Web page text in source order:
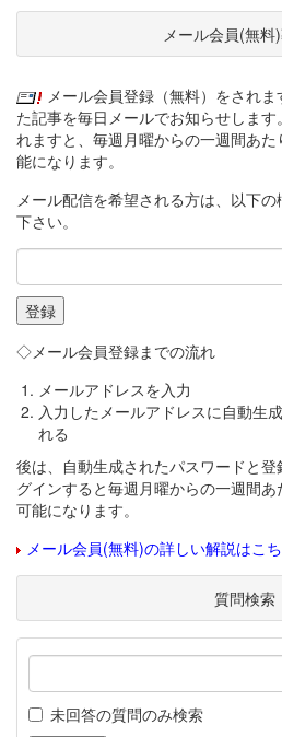
メール会員(無料
メール会員登録（無料）をされ
た記事を毎日メールでお知らせしま
れますと、毎週月曜からの一週間あ
能になります。
メール配信を希望される方は、以下
下さい。
◇メール会員登録までの流れ
メールアドレスを入力
入力したメールアドレスに自動生
れる
後は、自動生成されたパスワードと
グインすると毎週月曜からの一週間
可能になります。
メール会員(無料)の詳しい解説はこ
質問検索
未回答の質問のみ検索